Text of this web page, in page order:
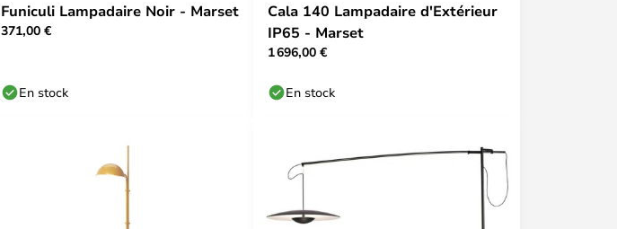
Funiculi Lampadaire Noir - Marset
371,00 €
En stock
Cala 140 Lampadaire d'Extérieur
IP65 - Marset
1 696,00 €
En stock